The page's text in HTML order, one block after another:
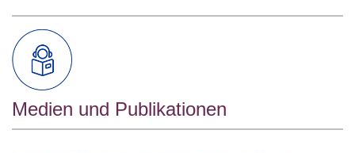
Medien und Publikationen